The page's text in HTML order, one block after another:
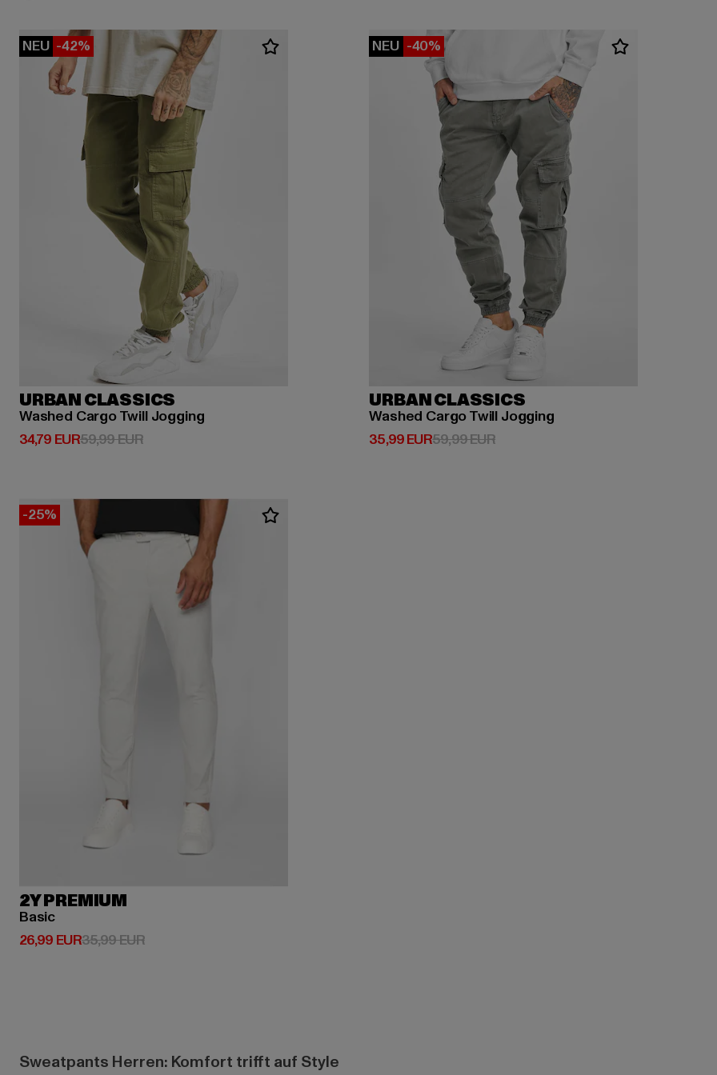
NEU -42%
URBAN CLASSICS
Washed Cargo Twill Jogging
34,79 EUR
Derzeitiger Preis: 34,79 EUR
59,99 EURAktionspreis: 59,99 EUR
NEU -40%
URBAN CLASSICS
Washed Cargo Twill Jogging
35,99 EUR
Derzeitiger Preis: 35,99 EUR
59,99 EURAktionspreis: 59,99 EUR
-25%
2Y PREMIUM
Basic
26,99 EUR
Derzeitiger Preis: 26,99 EUR
35,99 EURAktionspreis: 35,99 EUR
Sweatpants Herren: Komfort trifft auf Style